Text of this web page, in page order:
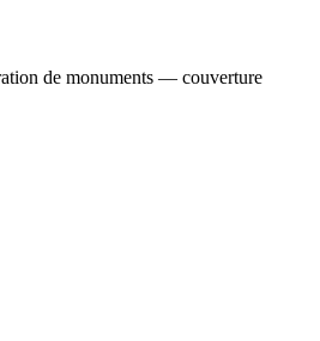
de monuments — couverture